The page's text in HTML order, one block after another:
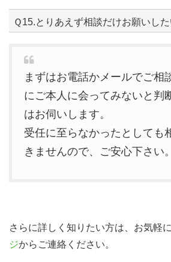
Ｑ15.とりあえず相談だけお願いした
まずはお電話かメールでご相
にご本人に会ってみないと判
はお伺いします。
受任に至らなかったとしても
きませんので、ご安心下さい。
さらに詳しく知りたい方は、お気軽に
ジからご連絡ください。